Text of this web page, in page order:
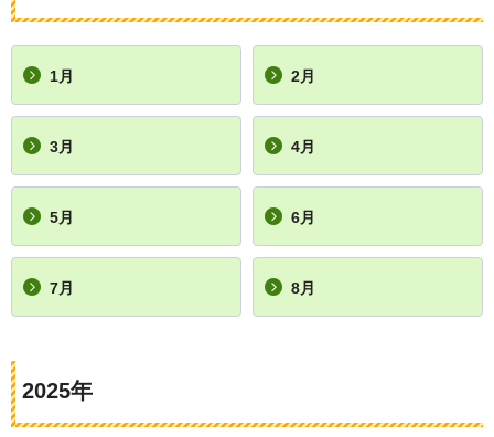
1月 2月
3月 4月
5月 6月
7月 8月
2025年